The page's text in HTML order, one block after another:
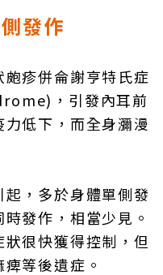
發作
疹併侖謝亨特氏症
，引發內耳前
低下，而全身瀰漫
，多於身體單側發
發作，相當少見。
很快獲得控制，但
等後遺症。